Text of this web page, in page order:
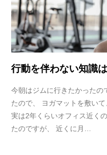
行動を伴わない知識
今朝はジムに行きたかったの
たので、 ヨガマットを敷い
実は2年くらいオフィス近く
たのですが、 近くに月…